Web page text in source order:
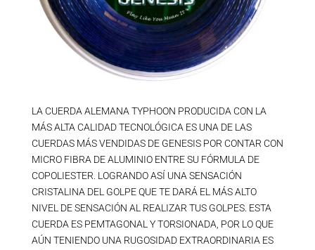
LA CUERDA ALEMANA TYPHOON PRODUCIDA CON LA
MÁS ALTA CALIDAD TECNOLÓGICA ES UNA DE LAS
CUERDAS MÁS VENDIDAS DE GENESIS POR CONTAR CON
MICRO FIBRA DE ALUMINIO ENTRE SU FÓRMULA DE
COPOLIESTER. LOGRANDO ASÍ UNA SENSACIÓN
CRISTALINA DEL GOLPE QUE TE DARÁ EL MÁS ALTO
NIVEL DE SENSACIÓN AL REALIZAR TUS GOLPES. ESTA
CUERDA ES PEMTAGONAL Y TORSIONADA, POR LO QUE
AÚN TENIENDO UNA RUGOSIDAD EXTRAORDINARIA ES